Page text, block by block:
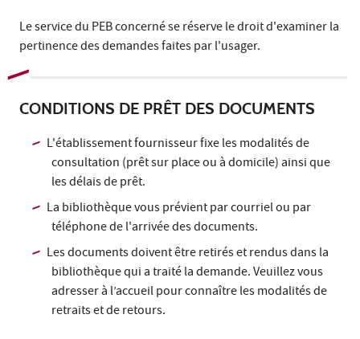
Le service du PEB concerné se réserve le droit d'examiner la
pertinence des demandes faites par l'usager.
CONDITIONS DE PRÊT DES DOCUMENTS
L'établissement fournisseur fixe les modalités de
consultation (prêt sur place ou à domicile) ainsi que
les délais de prêt.
La bibliothèque vous prévient par courriel ou par
téléphone de l'arrivée des documents.
Les documents doivent être retirés et rendus dans la
bibliothèque qui a traité la demande. Veuillez vous
adresser à l’accueil pour connaître les modalités de
retraits et de retours.